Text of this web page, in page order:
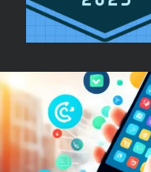
資
訊
欄
Recent
代買代購平台 vs 單
薦選擇邏輯
睡眠呼吸機與日